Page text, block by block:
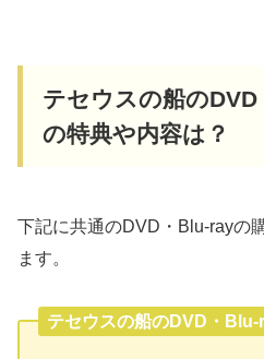
テセウスの船の
の特典や内容は？
下記に共通のDVD・Blu-rayの
ます。
テセウスの船のDVD・